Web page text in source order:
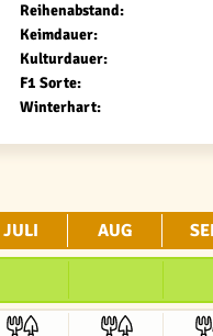
Reihenabstand:
Keimdauer:
Kulturdauer:
F1 Sorte:
Winterhart:
JULI AUG